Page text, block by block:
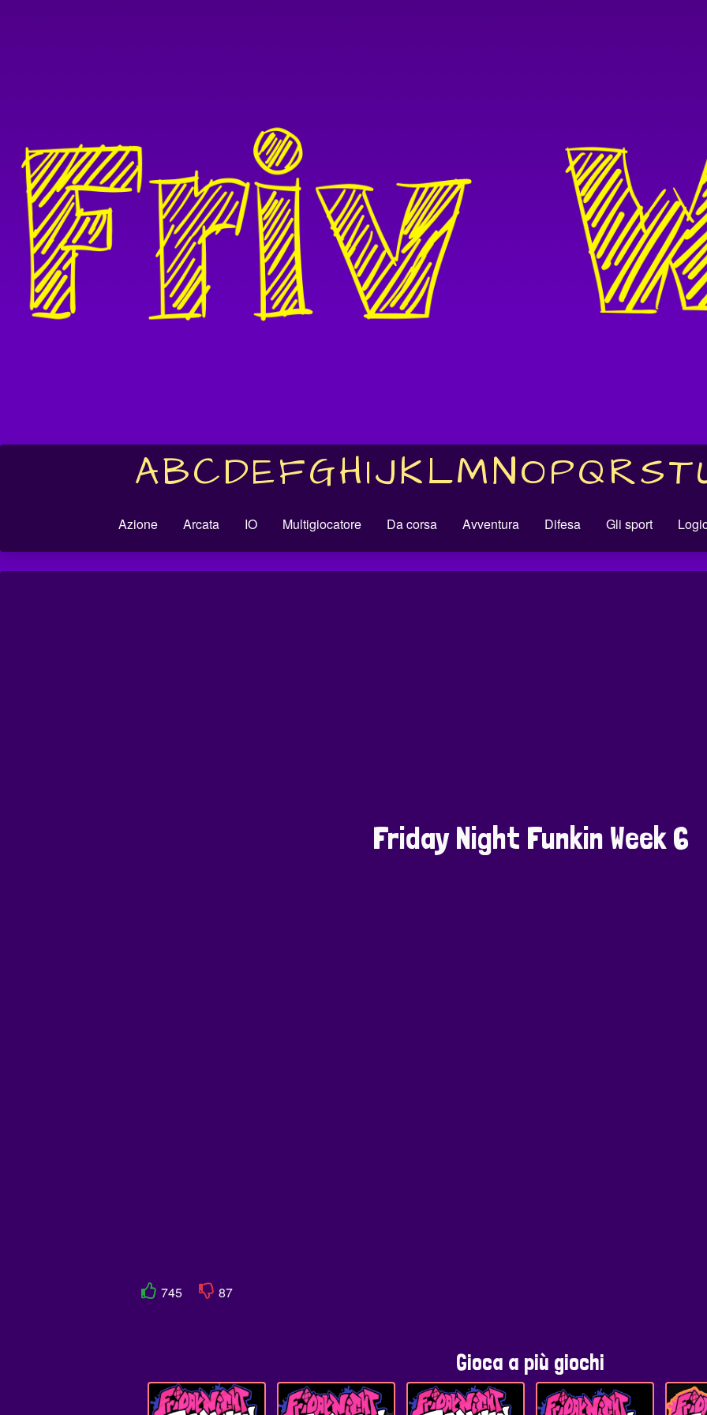
ABCDEFGHIJKLMNOPQRST
Azione Arcata IO Multigiocatore Da corsa Avventura Difesa Gli sport
Friday Night Funkin Week 6
745 87
Gioca a più giochi